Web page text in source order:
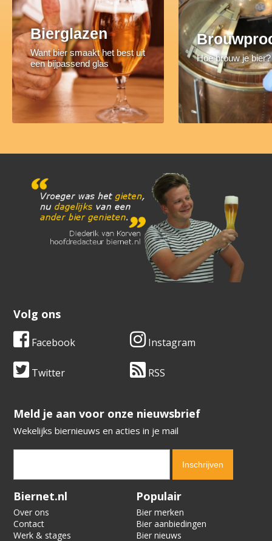
Bierglazen
Want bier smaakt het best uit
een bijpassend glas
Hoe brouw je bier?
Volg ons
Facebook Instagram
Twitter RSS
​​​​​​​Meld je aan voor onze nieuwsbrief
Wekelijks biernieuws en acties in je mail
Verification code:
Biernet.nl
Over ons
Contact
Werk & stages
Populair
Bier merken
Bier aanbiedingen
Bier nieuws